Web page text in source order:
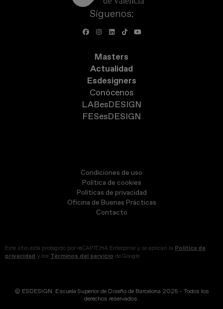
Síguenos:
Masters
Actualidad
Esdesigners
Conócenos
LABesDESIGN
FESesDESIGN
Condiciones de uso
Política de cookies
Políticas de privacidad
Oficina de Buenas Prácticas
Contacto
Este sitio está protegido por reCAPTCHA Enterprise y se aplican la Política de
privacidad y los Términos del servicio de Google.
© ESDESIGN. Escuela Superior de Diseño de Barcelona 2025 - Todos los
derechos reservados.